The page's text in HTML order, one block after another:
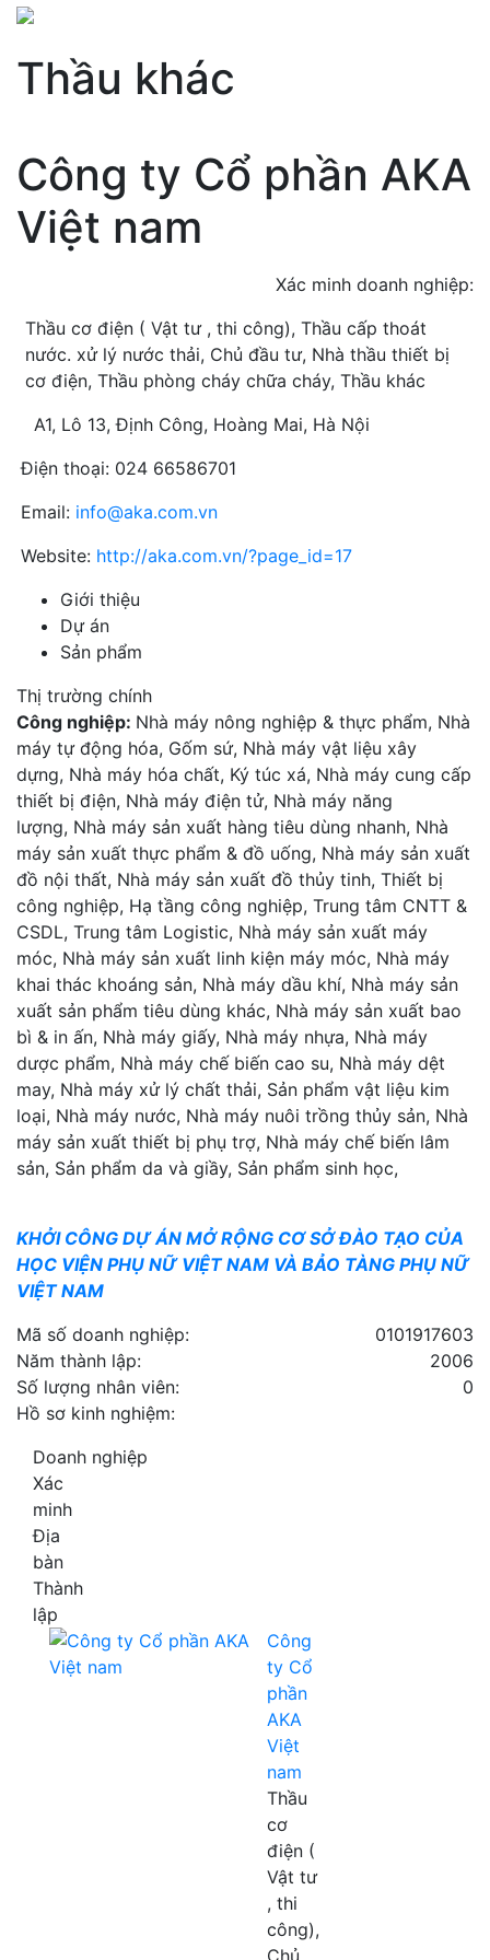
Thầu khác
Công ty Cổ phần AKA
Việt nam
Xác minh doanh nghiệp:
Thầu cơ điện ( Vật tư , thi công), Thầu cấp thoát
nước. xử lý nước thải, Chủ đầu tư, Nhà thầu thiết bị
cơ điện, Thầu phòng cháy chữa cháy, Thầu khác
A1, Lô 13, Định Công, Hoàng Mai, Hà Nội
Điện thoại: 024 66586701
Email: info@aka.com.vn
Website: http://aka.com.vn/?page_id=17
Giới thiệu
Dự án
Sản phẩm
Thị trường chính
Công nghiệp: Nhà máy nông nghiệp & thực phẩm, Nhà
máy tự động hóa, Gốm sứ, Nhà máy vật liệu xây
dựng, Nhà máy hóa chất, Ký túc xá, Nhà máy cung cấp
thiết bị điện, Nhà máy điện tử, Nhà máy năng
lượng, Nhà máy sản xuất hàng tiêu dùng nhanh, Nhà
máy sản xuất thực phẩm & đồ uống, Nhà máy sản xuất
đồ nội thất, Nhà máy sản xuất đồ thủy tinh, Thiết bị
công nghiệp, Hạ tầng công nghiệp, Trung tâm CNTT &
CSDL, Trung tâm Logistic, Nhà máy sản xuất máy
móc, Nhà máy sản xuất linh kiện máy móc, Nhà máy
khai thác khoáng sản, Nhà máy dầu khí, Nhà máy sản
xuất sản phẩm tiêu dùng khác, Nhà máy sản xuất bao
bì & in ấn, Nhà máy giấy, Nhà máy nhựa, Nhà máy
dược phẩm, Nhà máy chế biến cao su, Nhà máy dệt
may, Nhà máy xử lý chất thải, Sản phẩm vật liệu kim
loại, Nhà máy nước, Nhà máy nuôi trồng thủy sản, Nhà
máy sản xuất thiết bị phụ trợ, Nhà máy chế biến lâm
sản, Sản phẩm da và giầy, Sản phẩm sinh học,
KHỞI CÔNG DỰ ÁN MỞ RỘNG CƠ SỞ ĐÀO TẠO CỦA
HỌC VIỆN PHỤ NỮ VIỆT NAM VÀ BẢO TÀNG PHỤ NỮ
VIỆT NAM
Mã số doanh nghiệp:
0101917603
Năm thành lập:
2006
Số lượng nhân viên:
0
Hồ sơ kinh nghiệm:
Doanh nghiệp
Xác
minh
Địa
bàn
Thành
lập
Công
ty Cổ
phần
AKA
Việt
nam
Thầu
cơ
điện (
Vật tư
, thi
công),
Chủ